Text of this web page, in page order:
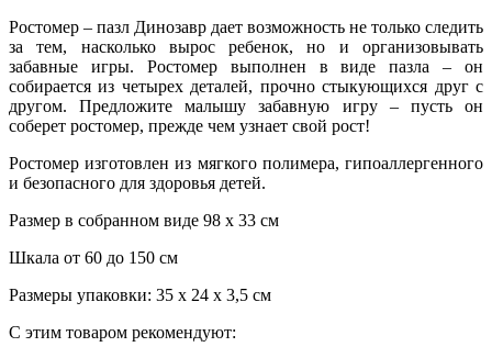
Ростомер – пазл Динозавр дает возможность не только следить
за тем, насколько вырос ребенок, но и организовывать
забавные игры. Ростомер выполнен в виде пазла – он
собирается из четырех деталей, прочно стыкующихся друг с
другом. Предложите малышу забавную игру – пусть он
соберет ростомер, прежде чем узнает свой рост!
Ростомер изготовлен из мягкого полимера, гипоаллергенного
и безопасного для здоровья детей.
Размер в собранном виде 98 х 33 см
Шкала от 60 до 150 см
Размеры упаковки: 35 x 24 x 3,5 см
С этим товаром рекомендуют: